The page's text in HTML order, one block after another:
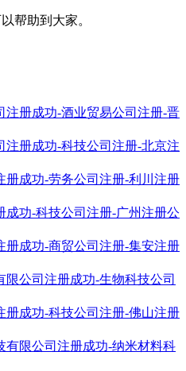
帮助到大家。
注册成功-酒业贸易公司注册-晋
注册成功-科技公司注册-北京注
册成功-劳务公司注册-利川注册
成功-科技公司注册-广州注册公
册成功-商贸公司注册-集安注册
公司注册成功-生物科技公司
册成功-科技公司注册-佛山注册
有限公司注册成功-纳米材料科